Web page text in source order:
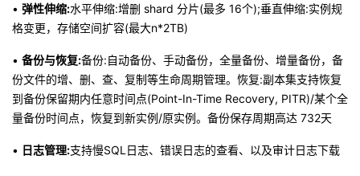
• 弹性伸缩:水平伸缩:增删 shard 分片(最多 16个);垂直伸缩:实例规
格变更，存储空间扩容(最大n*2TB)
• 备份与恢复:备份:自动备份、手动备份，全量备份、增量备份，备
份文件的增、删、查、复制等生命周期管理。恢复:副本集支持恢复
到备份保留期内任意时间点(Point-In-Time Recovery, PITR)/某个全
量备份时间点，恢复到新实例/原实例。备份保存周期高达 732天
• 日志管理:支持慢SQL日志、错误日志的查看、以及审计日志下载